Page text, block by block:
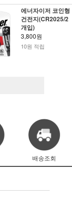
에너자이저 코인형
건전지(CR2025/2
개입)
3,800원
10원 적립
배송조회